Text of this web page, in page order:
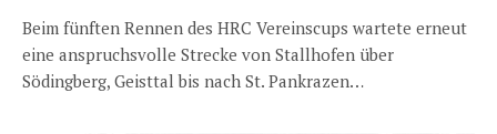
Beim fünften Rennen des HRC Vereinscups wartete erneut
eine anspruchsvolle Strecke von Stallhofen über
Södingberg, Geisttal bis nach St. Pankrazen…